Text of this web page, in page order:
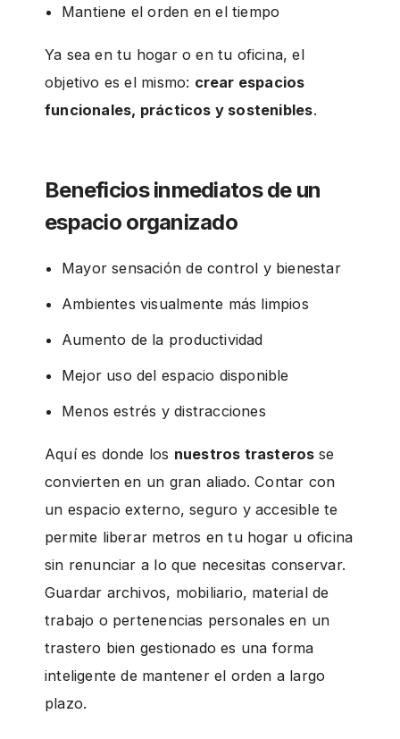
Mantiene el orden en el tiempo
Ya sea en tu hogar o en tu oficina, el
objetivo es el mismo: crear espacios
funcionales, prácticos y sostenibles.
Beneficios inmediatos de un
espacio organizado
Mayor sensación de control y bienestar
Ambientes visualmente más limpios
Aumento de la productividad
Mejor uso del espacio disponible
Menos estrés y distracciones
Aquí es donde los nuestros trasteros se
convierten en un gran aliado. Contar con
un espacio externo, seguro y accesible te
permite liberar metros en tu hogar u oficina
sin renunciar a lo que necesitas conservar.
Guardar archivos, mobiliario, material de
trabajo o pertenencias personales en un
trastero bien gestionado es una forma
inteligente de mantener el orden a largo
plazo.